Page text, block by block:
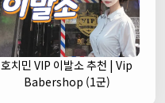
호치민 VIP 이발소 추천 | Vip
Babershop (1군)